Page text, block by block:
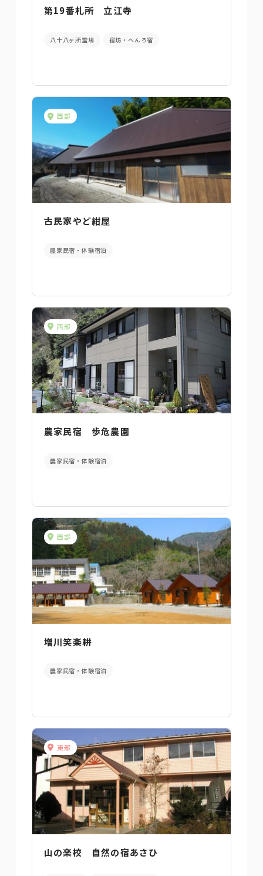
第19番札所 立江寺
八十八ヶ所霊場 宿坊・へんろ宿
西部
古民家やど紺屋
農家民宿・体験宿泊
西部
農家民宿 歩危農園
農家民宿・体験宿泊
西部
増川笑楽耕
農家民宿・体験宿泊
東部
山の楽校 自然の宿あさひ